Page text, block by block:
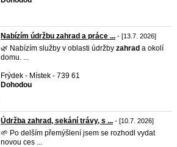
Nabízím údržbu zahrad a práce ... - [13.7. 2026]
🌿 Nabízím služby v oblasti údržby zahrad a okolí
domu. ...
Frýdek - Místek - 739 61
Dohodou
Údržba zahrad, sekání trávy, s ... - [10.7. 2026]
🌱 Po delším přemýšlení jsem se rozhodl vydat
novou ces ...